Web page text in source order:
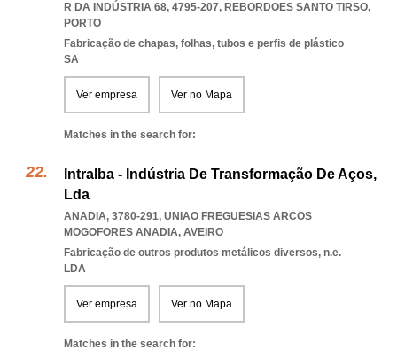
R DA INDÚSTRIA 68, 4795-207, REBORDOES SANTO TIRSO,
PORTO
Fabricação de chapas, folhas, tubos e perfis de plástico
SA
Ver empresa Ver no Mapa
Matches in the search for:
Intralba - Indústria De Transformação De Aços,
Lda
ANADIA, 3780-291, UNIAO FREGUESIAS ARCOS
MOGOFORES ANADIA, AVEIRO
Fabricação de outros produtos metálicos diversos, n.e.
LDA
Ver empresa Ver no Mapa
Matches in the search for: